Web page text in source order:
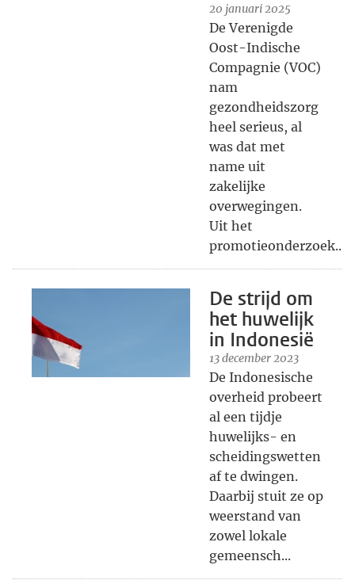
20 januari 2025
De Verenigde
Oost-Indische
Compagnie (VOC)
nam
gezondheidszorg
heel serieus, al
was dat met
name uit
zakelijke
overwegingen.
Uit het
promotieonderzoek...
De strijd om
het huwelijk
in Indonesië
13 december 2023
De Indonesische
overheid probeert
al een tijdje
huwelijks- en
scheidingswetten
af te dwingen.
Daarbij stuit ze op
weerstand van
zowel lokale
gemeensch...